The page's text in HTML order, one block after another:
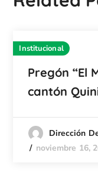
Institucional
Pregón “El
cantón
Dirección
noviembre 16,